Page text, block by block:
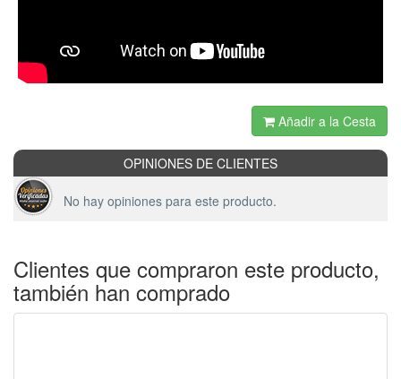
Añadir a la Cesta
OPINIONES DE CLIENTES
No hay opiniones para este producto.
Clientes que compraron este producto,
también han comprado